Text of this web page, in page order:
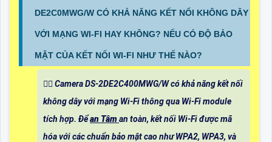
DE2C0MWG/W CÓ KHẢ NĂNG KẾT NỐI KHÔNG DÂY
VỚI MẠNG WI-FI HAY KHÔNG? NẾU CÓ ĐỘ BẢO
MẬT CỦA KẾT NỐI WI-FI NHƯ THẾ NÀO?
🙆‍♀️ Camera DS-2DE2C400MWG/W có khả năng kết nối
không dây với mạng Wi-Fi thông qua Wi-Fi module
tích hợp. Đểan Tâm an toàn, kết nối Wi-Fi được mã
hóa với các chuẩn bảo mật cao như WPA2, WPA3, và